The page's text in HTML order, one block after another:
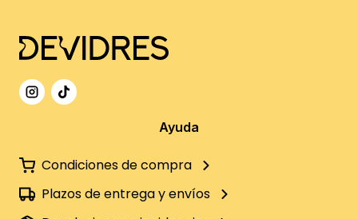
Ayuda
Condiciones de compra
Plazos de entrega y envíos